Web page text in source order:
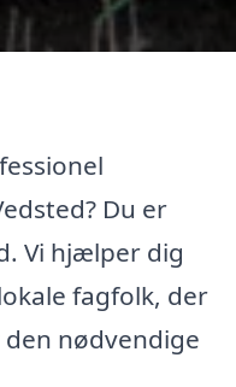
Du er
Vi hjælper dig
fagfolk, der
nødvendige